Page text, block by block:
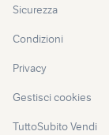
Sicurezza
Condizioni
Privacy
Gestisci cookies
TuttoSubito Vendi